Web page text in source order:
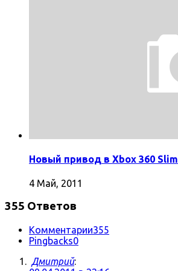
Новый привод в Xbox 360 Slim
4 Май, 2011
355 Ответов
Комментарии355
Pingbacks0
Дмитрий: